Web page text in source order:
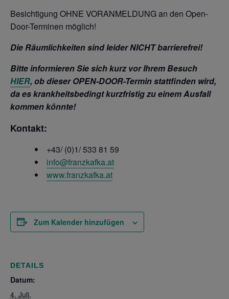
Besichtigung OHNE VORANMELDUNG an den Open-
Door-Terminen möglich!
Die Räumlichkeiten sind leider NICHT barrierefrei!
Bitte informieren Sie sich kurz vor Ihrem Besuch
HIER, ob dieser OPEN-DOOR-Termin stattfinden wird,
da es krankheitsbedingt kurzfristig zu einem Ausfall
kommen könnte!
Kontakt:
+43/ (0)1/ 533 81 59
info@franzkafka.at
www.franzkafka.at
Zum Kalender hinzufügen
DETAILS
Datum:
4. Juli,